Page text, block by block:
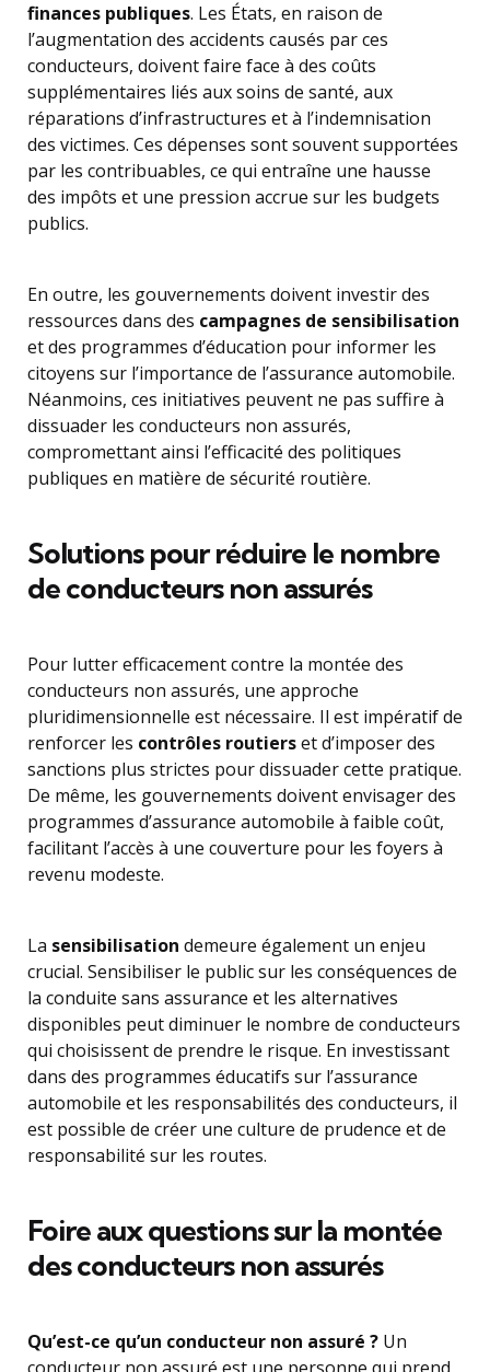
finances publiques. Les États, en raison de
l’augmentation des accidents causés par ces
conducteurs, doivent faire face à des coûts
supplémentaires liés aux soins de santé, aux
réparations d’infrastructures et à l’indemnisation
des victimes. Ces dépenses sont souvent supportées
par les contribuables, ce qui entraîne une hausse
des impôts et une pression accrue sur les budgets
publics.
En outre, les gouvernements doivent investir des
ressources dans des campagnes de sensibilisation
et des programmes d’éducation pour informer les
citoyens sur l’importance de l’assurance automobile.
Néanmoins, ces initiatives peuvent ne pas suffire à
dissuader les conducteurs non assurés,
compromettant ainsi l’efficacité des politiques
publiques en matière de sécurité routière.
Solutions pour réduire le nombre
de conducteurs non assurés
Pour lutter efficacement contre la montée des
conducteurs non assurés, une approche
pluridimensionnelle est nécessaire. Il est impératif de
renforcer les contrôles routierset d’imposer des
sanctions plus strictes pour dissuader cette pratique.
De même, les gouvernements doivent envisager des
programmes d’assurance automobile à faible coût,
facilitant l’accès à une couverture pour les foyers à
revenu modeste.
La sensibilisation demeure également un enjeu
crucial. Sensibiliser le public sur les conséquences de
la conduite sans assurance et les alternatives
disponibles peut diminuer le nombre de conducteurs
qui choisissent de prendre le risque. En investissant
dans des programmes éducatifs sur l’assurance
automobile et les responsabilités des conducteurs, il
est possible de créer une culture de prudence et de
responsabilité sur les routes.
Foire aux questions sur la montée
des conducteurs non assurés
Qu’est-ce qu’un conducteur non assuré ? Un